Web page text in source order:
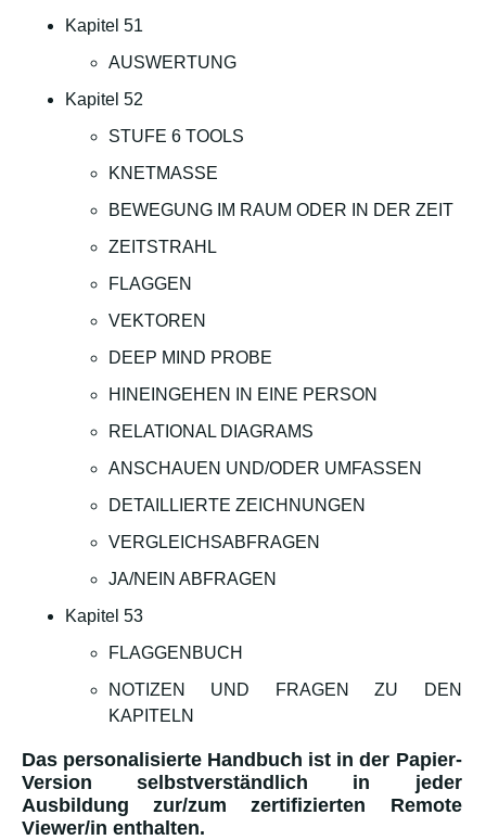
Kapitel 51
AUSWERTUNG
Kapitel 52
STUFE 6 TOOLS
KNETMASSE
BEWEGUNG IM RAUM ODER IN DER ZEIT
ZEITSTRAHL
FLAGGEN
VEKTOREN
DEEP MIND PROBE
HINEINGEHEN IN EINE PERSON
RELATIONAL DIAGRAMS
ANSCHAUEN UND/ODER UMFASSEN
DETAILLIERTE ZEICHNUNGEN
VERGLEICHSABFRAGEN
JA/NEIN ABFRAGEN
Kapitel 53
FLAGGENBUCH
NOTIZEN UND FRAGEN ZU DEN
KAPITELN
Das personalisierte Handbuch ist in der Papier-
Version selbstverständlich in jeder
Ausbildung zur/zum zertifizierten Remote
Viewer/in enthalten.